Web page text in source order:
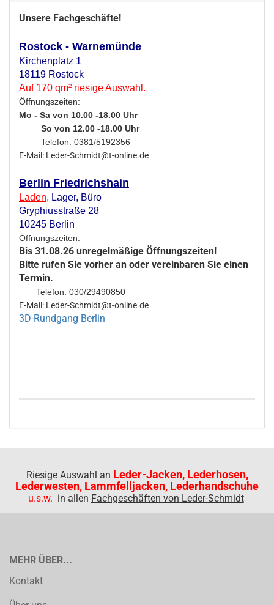
Unsere Fachgeschäfte!
Rostock - Warnemünde
Kirchenplatz 1
18119 Rostock
Auf 170 qm² riesige Auswahl.
Öffnungszeiten:
Mo - Sa von 10.00 -18.00 Uhr
So von 12.00 -18.00 Uhr
Telefon: 0381/5192356
E-Mail: Leder-Schmidt@t-online.de
Berlin Friedrichshain
Laden, Lager, Büro
Gryphiusstraße 28
10245 Berlin
Öffnungszeiten:
Bis 31.08.26 unregelmäßige Öffnungszeiten!
Bitte rufen Sie vorher an oder vereinbaren Sie einen
Termin.
Telefon: 030/29490850
E-Mail: Leder-Schmidt@t-online.de
3D-Rundgang Berlin
Riesige Auswahl an Leder-Jacken, Lederhosen,
Lederwesten, Lammfelljacken, Lederhandschuhe
u.s.w. in allen Fachgeschäften von Leder-Schmidt
MEHR ÜBER...
Kontakt